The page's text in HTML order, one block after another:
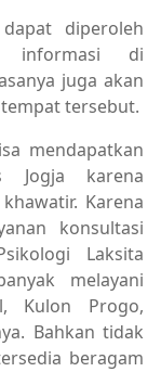
diperoleh
informasi di
juga akan
tersebut.
mendapatkan
Jogja karena
Karena
konsultasi
Laksita
melayani
Kulon Progo,
Bahkan tidak
beragam